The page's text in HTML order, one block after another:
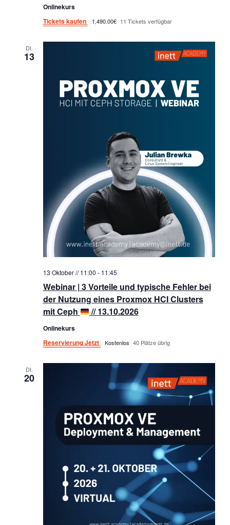
Onlinekurs
Tickets kaufen
1,490.00€ 11 Tickets verfügbar
DI.
13
Webinar | 3 Vorteile und typische Fehler bei
der Nutzung eines Proxmox HCI Clusters
mit Ceph
// 13.10.2026
13 Oktober // 11:00 - 11:45
Onlinekurs
Reservierung Jetzt
Kostenlos 40 Plätze übrig
DI.
20